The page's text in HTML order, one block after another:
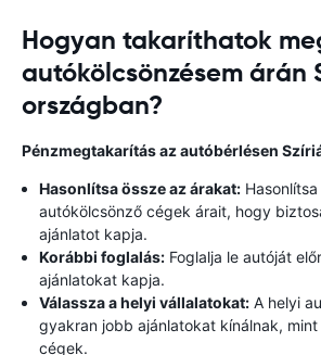
Hogyan takaríthatok
autókölcsönzésem árán
országban?
Pénzmegtakarítás az autóbérlésen
Hasonlítsa össze az árakat:
autókölcsönző cégek árait, hogy
ajánlatot kapja.
Korábbi foglalás: Foglalja le autóját
ajánlatokat kapja.
Válassza a helyi vállalatokat: A helyi
gyakran jobb ajánlatokat kínálnak,
cégek.